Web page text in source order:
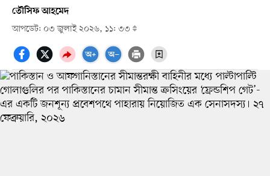
তৌসিফ আহমেদ
আপডেট: ০৩ জুলাই ২০২৬, ১১: ৩৩